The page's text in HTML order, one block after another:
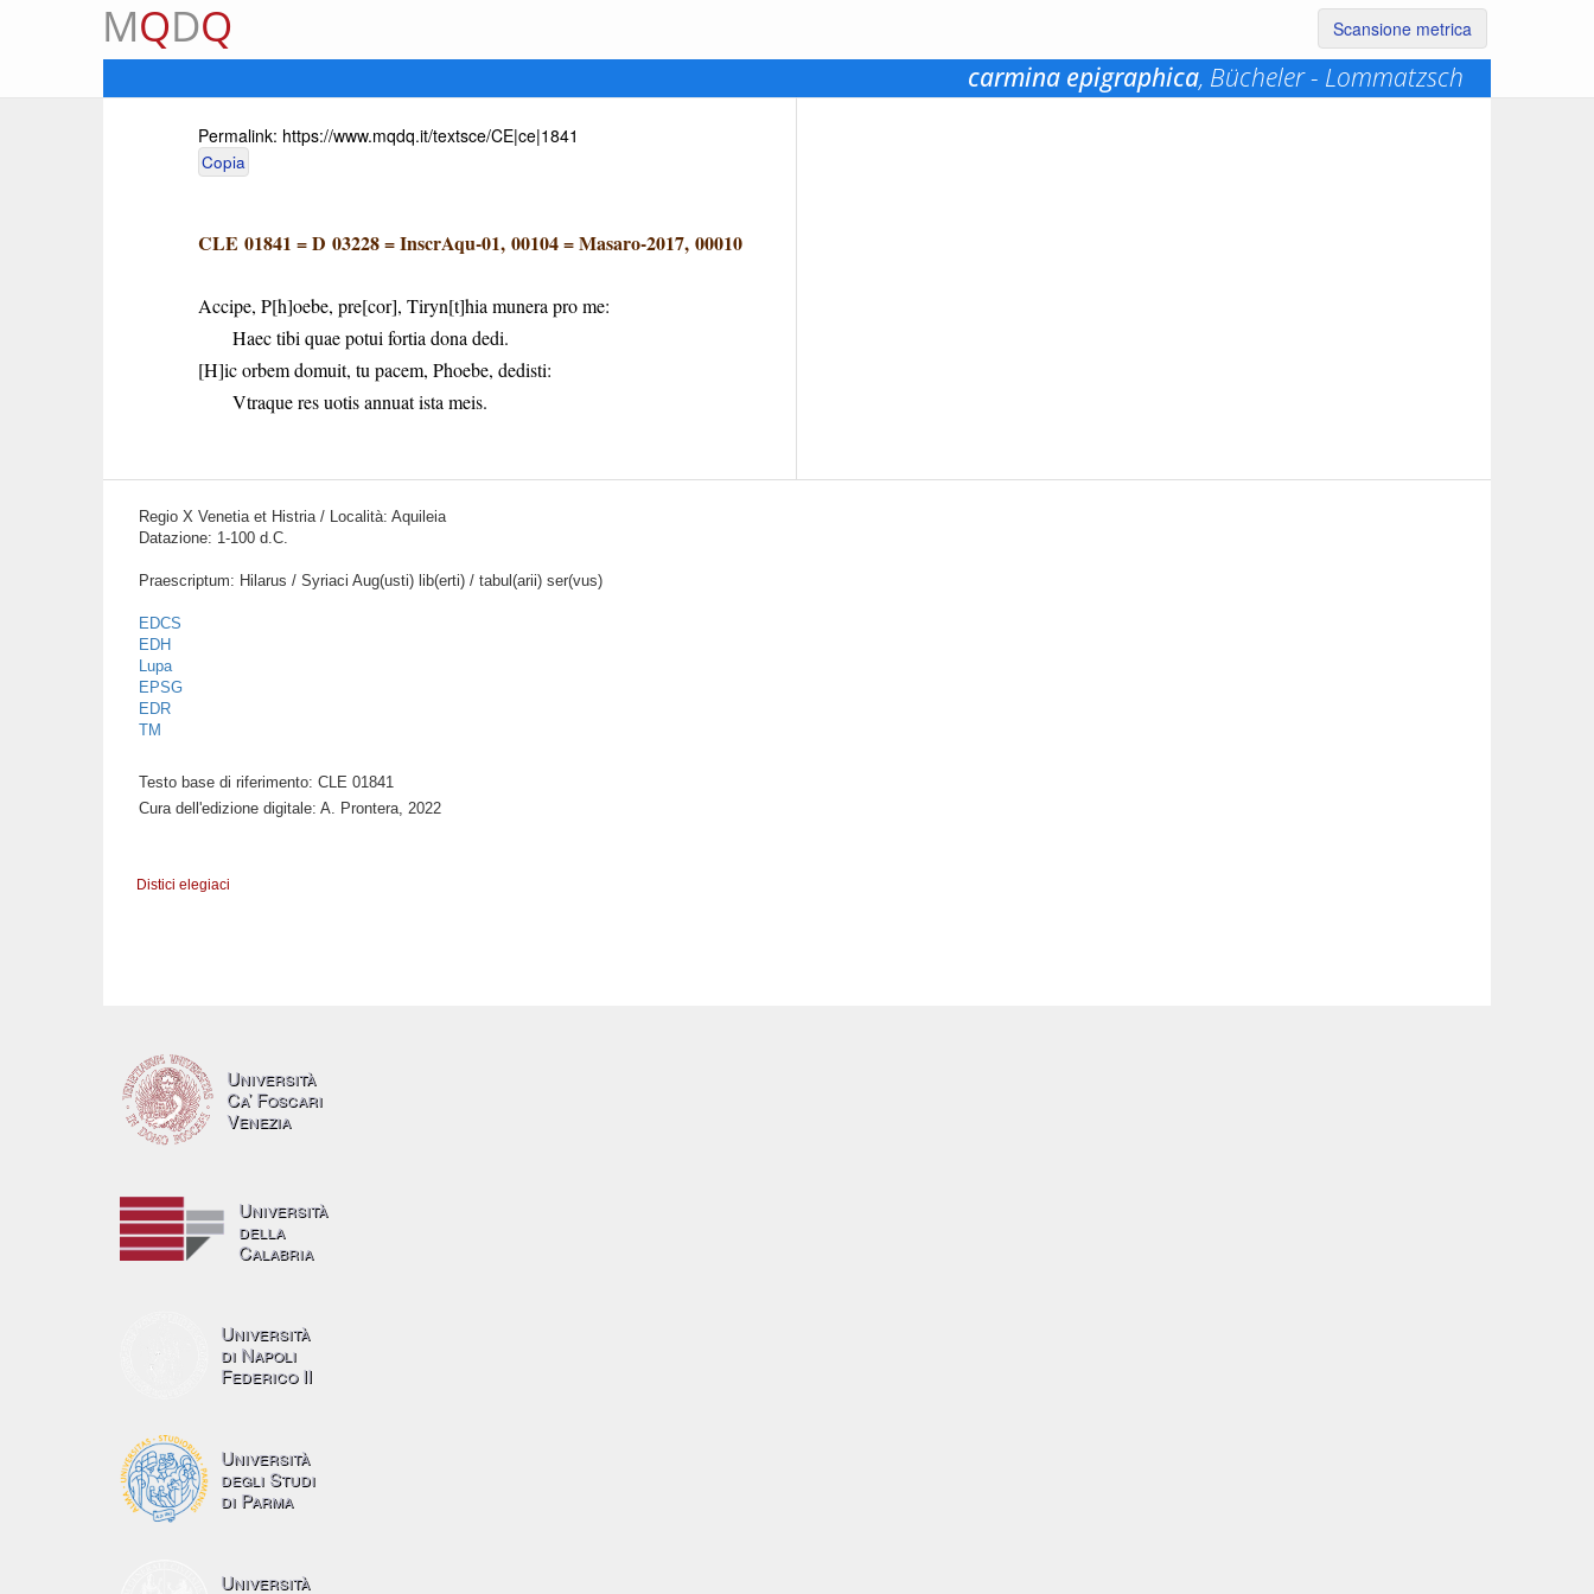
MQDQ Scansione metrica
carmina epigraphica, Bücheler - Lommatzsch
Permalink: https://www.mqdq.it/textsce/CE|ce|1841
Copia
CLE 01841 =D 03228=InscrAqu-01, 00104=Masaro-2017, 00010
Accipe, P[h]oebe, pre[cor], Tiryn[t]hia munera pro me:
Haec tibi quae potui fortia dona dedi.
[H]ic orbem domuit, tu pacem, Phoebe, dedisti:
Vtraque res uotis annuat ista meis.
Regio X Venetia et Histria / Località: Aquileia
Datazione: 1-100 d.C.
Praescriptum: Hilarus / Syriaci Aug(usti) lib(erti) / tabul(arii) ser(vus)
EDCS
EDH
Lupa
EPSG
EDR
TM
Testo base di riferimento: CLE 01841
Cura dell'edizione digitale: A. Prontera, 2022
Distici elegiaci
Università
Ca’ Foscari
Venezia
Università
della
Calabria
Università
di Napoli
Federico II
Università
degli Studi
di Parma
Università